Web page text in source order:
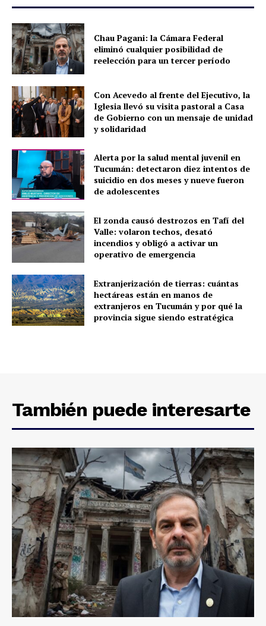
Chau Pagani: la Cámara Federal
eliminó cualquier posibilidad de
reelección para un tercer período
Con Acevedo al frente del Ejecutivo, la
Iglesia llevó su visita pastoral a Casa
de Gobierno con un mensaje de unidad
y solidaridad
Alerta por la salud mental juvenil en
Tucumán: detectaron diez intentos de
suicidio en dos meses y nueve fueron
de adolescentes
El zonda causó destrozos en Tafí del
Valle: volaron techos, desató
incendios y obligó a activar un
operativo de emergencia
Extranjerización de tierras: cuántas
hectáreas están en manos de
extranjeros en Tucumán y por qué la
provincia sigue siendo estratégica
También puede interesarte